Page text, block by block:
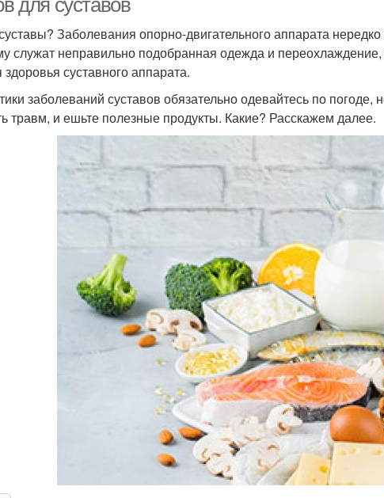
для суставов
Заболевания опорно-двигательного аппарата
служат неправильно подобранная одежда и переохлаждение,
суставного аппарата.
заболеваний суставов обязательно одевайтесь по погоде,
травм, и ешьте полезные продукты. Какие? Расскажем далее.